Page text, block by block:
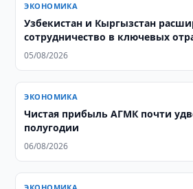
ЭКОНОМИКА
Узбекистан и Кыргызстан
сотрудничество в ключевых
05/08/2026
ЭКОНОМИКА
Чистая прибыль АГМК почти
полугодии
06/08/2026